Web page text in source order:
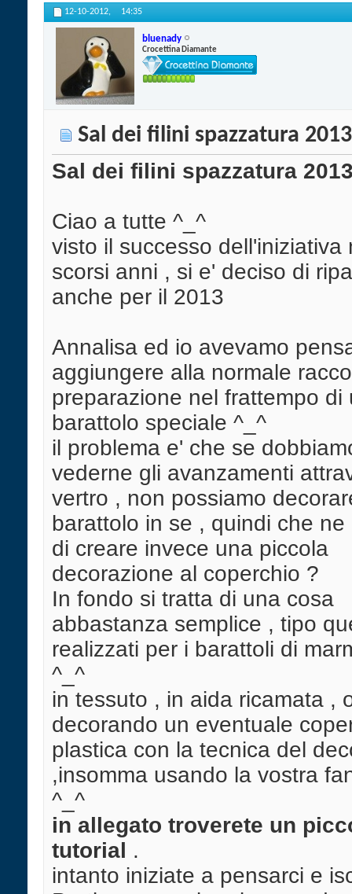
12-10-2012, 14:35
bluenady
Crocettina Diamante
Sal dei filini spazzatura 2013
Sal dei filini spazzatura
Ciao a tutte ^_^
visto il successo dell'iniziativa
scorsi anni , si e' deciso di
anche per il 2013
Annalisa ed io avevamo
aggiungere alla normale
preparazione nel frattempo di
barattolo speciale ^_^
il problema e' che se
vederne gli avanzamenti
vertro , non possiamo
barattolo in se , quindi che
di creare invece una piccola
decorazione al coperchio ?
In fondo si tratta di una cosa
abbastanza semplice , tipo
realizzati per i barattoli di
^_^
in tessuto , in aida ricamata ,
decorando un eventuale
plastica con la tecnica del
,insomma usando la vostra
^_^
in allegato troverete un
tutorial .
intanto iniziate a pensarci e